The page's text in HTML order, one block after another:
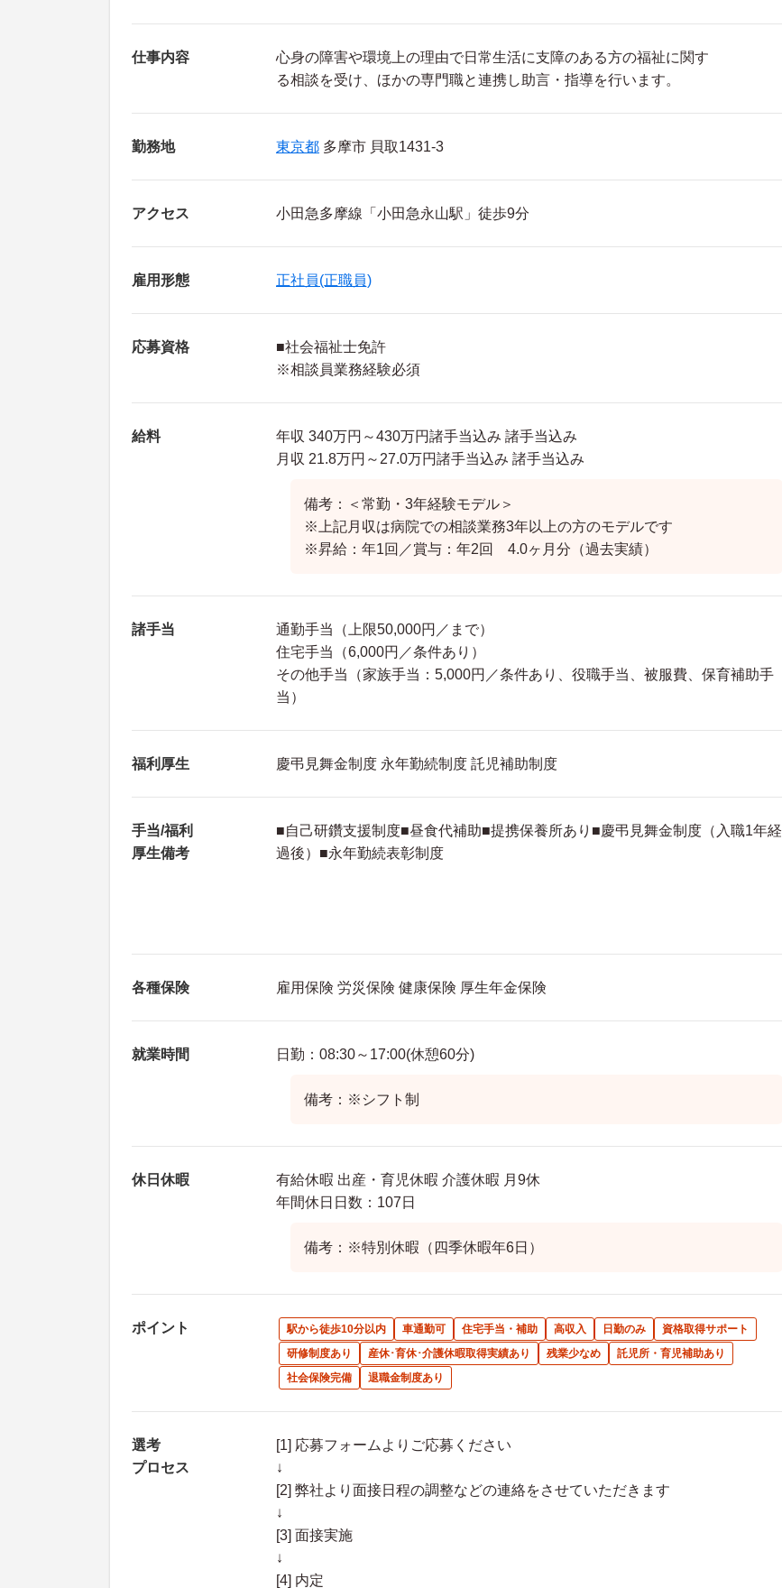
仕事内容
心身の障害や環境上の理由で日常生活に支障のある方の福祉に関す
る相談を受け、ほかの専門職と連携し助言・指導を行います。
勤務地 東京都 多摩市 貝取1431-3
アクセス 小田急多摩線「小田急永山駅」徒歩9分
雇用形態 正社員(正職員)
応募資格
■社会福祉士免許
※相談員業務経験必須
給料
年収 340万円～430万円諸手当込み 諸手当込み
月収 21.8万円～27.0万円諸手当込み 諸手当込み
備考：＜常勤・3年経験モデル＞
※上記月収は病院での相談業務3年以上の方のモデルです
※昇給：年1回／賞与：年2回 4.0ヶ月分（過去実績）
諸手当
通勤手当（上限50,000円／まで）
住宅手当（6,000円／条件あり）
その他手当（家族手当：5,000円／条件あり、役職手当、被服費、保育補助手
当）
福利厚生 慶弔見舞金制度 永年勤続制度 託児補助制度
手当/福利
厚生備考
■自己研鑽支援制度■昼食代補助■提携保養所あり■慶弔見舞金制度（入職1年経
過後）■永年勤続表彰制度
各種保険 雇用保険 労災保険 健康保険 厚生年金保険
就業時間 日勤：08:30～17:00(休憩60分)
備考：※シフト制
休日休暇
有給休暇 出産・育児休暇 介護休暇 月9休
年間休日日数：107日
備考：※特別休暇（四季休暇年6日）
ポイント 駅から徒歩10分以内 車通勤可 住宅手当・補助 高収入 日勤のみ
資格取得サポート
研修制度あり
産休･育休･介護休暇取得実績あり 残業少なめ
託児所・育児補助あり
社会保険完備
退職金制度あり
選考
プロセス
[1] 応募フォームよりご応募ください
↓
[2] 弊社より面接日程の調整などの連絡をさせていただきます
↓
[3] 面接実施
↓
[4] 内定